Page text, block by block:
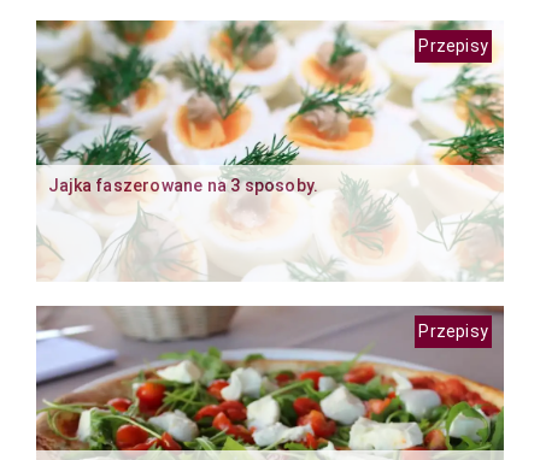
Jajka faszerowane na 3 sposoby.
Przepisy
Przepisy